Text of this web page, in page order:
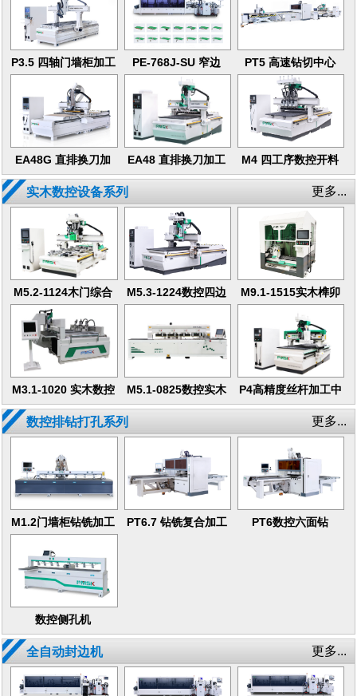
P3.5 四轴门墙柜加工
中心
PE-768J-SU 窄边
PUR封边机
PT5 高速钻切中心
EA48G 直排换刀加
工中心
EA48 直排换刀加工
中心
M4 四工序数控开料
机
更多...
实木数控设备系列
M5.2-1124木门综合
加工中心
M5.3-1224数控四边
M9.1-1515实木榫卯
五轴
M3.1-1020 实木数控
开料机
M5.1-0825数控实木
门形机
P4高精度丝杆加工中
心
更多...
数控排钻打孔系列
M1.2门墙柜钻铣加工
PT6.7 钻铣复合加工
PT6数控六面钻
数控侧孔机
更多...
全自动封边机